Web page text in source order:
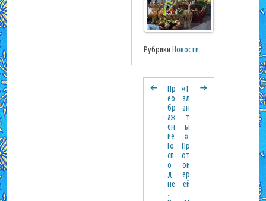
Рубрики Новости
Пр
ео
бр
аж
ен
ие
Го
сп
о
д
не
.
«Т
ал
ан
т
ы
».
Пр
от
ои
ер
ей
.